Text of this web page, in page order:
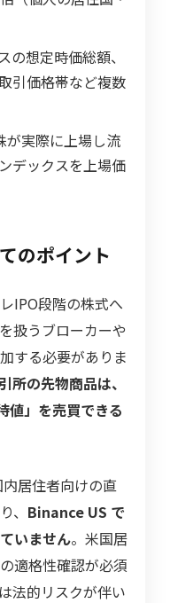
想定時価総額、
引価格帯など複数
が実際に上場し流
デックスを上場価
のポイント
IPO段階の株式へ
扱うブローカーや
する必要がありま
所の先物商品は、
値」を売買できる
居住者向けの直
、 Binance US で
いません。米国居
適格性確認が必須
法的リスクが伴い